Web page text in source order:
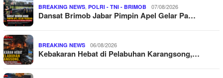
BREAKING NEWS POLRI - TNI - BRIMOB 07/08/2026
Dansat Brimob Jabar Pimpin Apel Gelar Pa…
BREAKING NEWS 06/08/2026
Kebakaran Hebat di Pelabuhan Karangsong,…